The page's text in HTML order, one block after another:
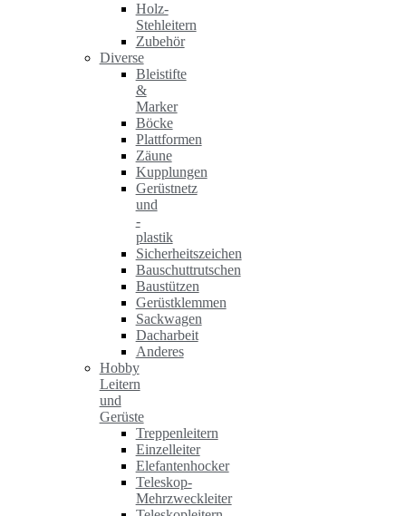
Holz-
Stehleitern
Zubehör
Diverse
Bleistifte
&
Marker
Böcke
Plattformen
Zäune
Kupplungen
Gerüstnetz
und
-
plastik
Sicherheitszeichen
Bauschuttrutschen
Baustützen
Gerüstklemmen
Sackwagen
Dacharbeit
Anderes
Hobby
Leitern
und
Gerüste
Treppenleitern
Einzelleiter
Elefantenhocker
Teleskop-
Mehrzweckleiter